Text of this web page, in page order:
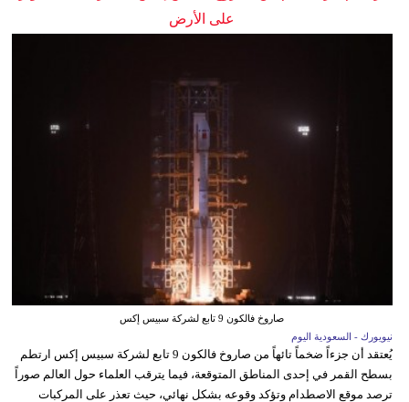
على الأرض
صاروخ فالكون 9 تابع لشركة سبيس إكس
نيويورك - السعودية اليوم
يُعتقد أن جزءاً ضخماً تائهاً من صاروخ فالكون 9 تابع لشركة سبيس إكس ارتطم
بسطح القمر في إحدى المناطق المتوقعة، فيما يترقب العلماء حول العالم صوراً
ترصد موقع الاصطدام وتؤكد وقوعه بشكل نهائي، حيث تعذر على المركبات